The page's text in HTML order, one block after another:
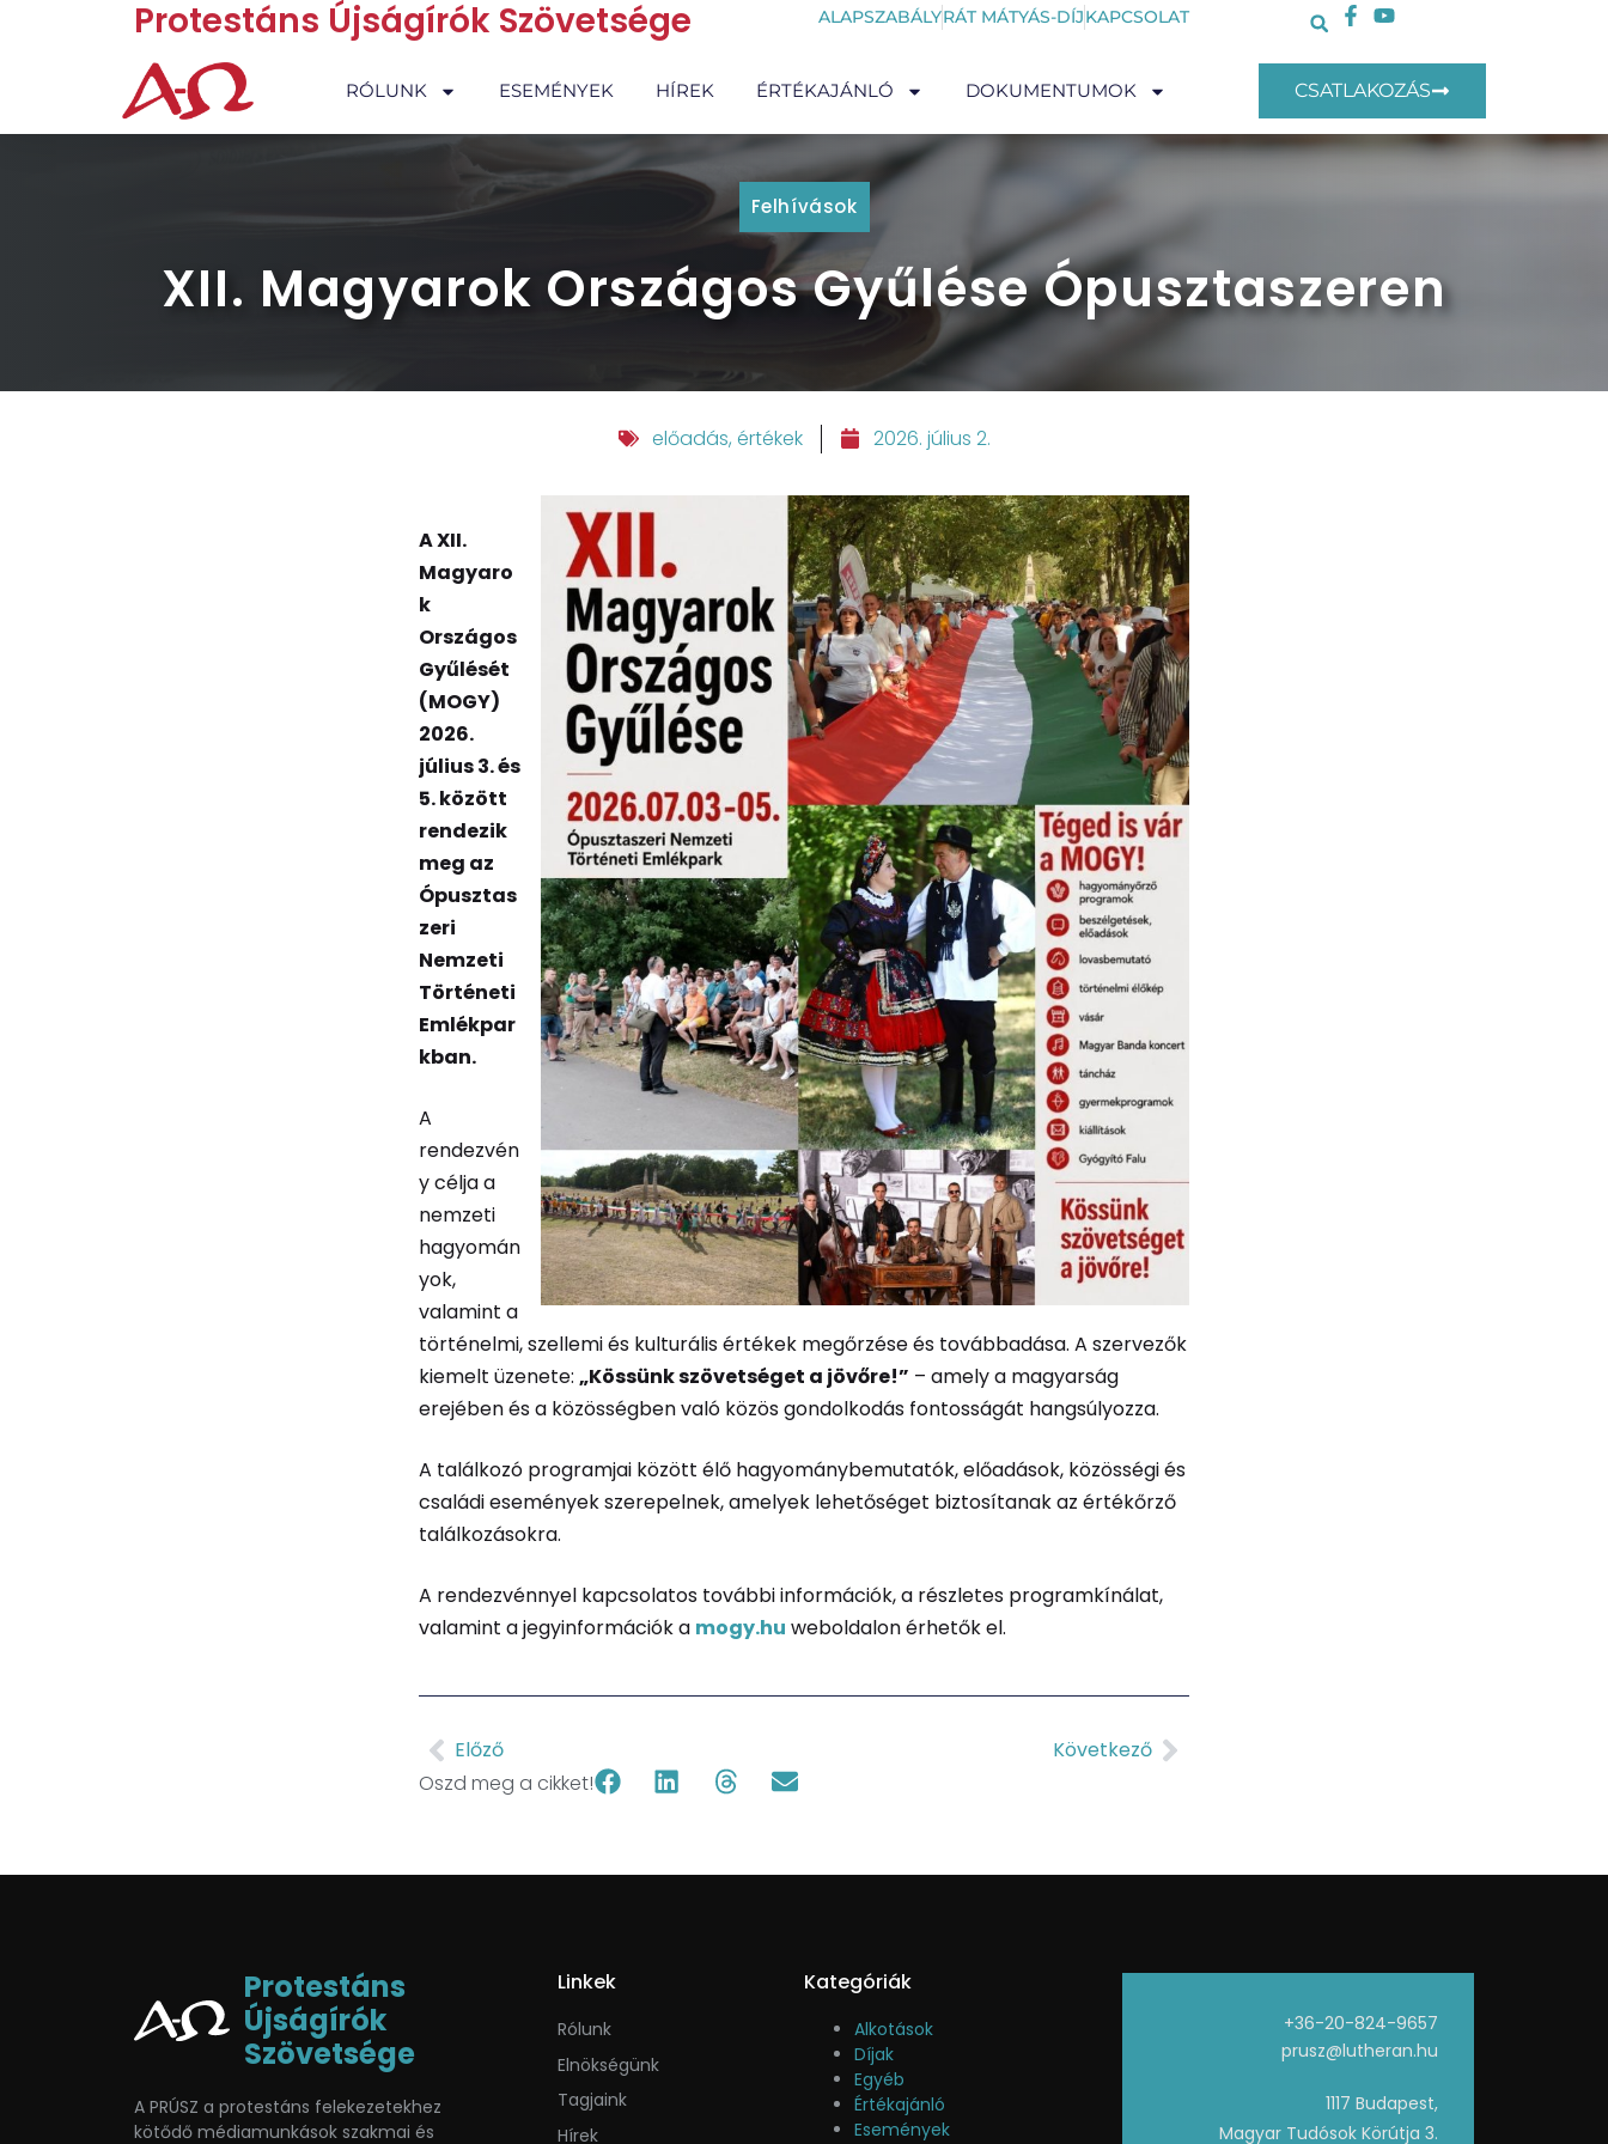
Protestáns Újságírók Szövetsége ALAPSZABÁLYRÁT MÁTYÁS-DÍJKAPCSOLAT
RÓLUNK ESEMÉNYEK HÍREK ÉRTÉKAJÁNLÓ DOKUMENTUMOK CSATLAKOZÁS
Felhívások
XII. Magyarok Országos Gyűlése Ópusztaszeren
előadás, értékek 2026. július 2.
A XII.
Magyaro
k
Országos
Gyűlését
(MOGY)
2026.
július 3. és
5. között
rendezik
meg az
Ópusztas
zeri
Nemzeti
Történeti
Emlékpar
kban.
A
rendezvén
y célja a
nemzeti
hagyomán
yok,
valamint a
történelmi, szellemi és kulturális értékek megőrzése és továbbadása. A szervezők
kiemelt üzenete:„Kössünk szövetséget a jövőre!” – amely a magyarság
erejében és a közösségben való közös gondolkodás fontosságát hangsúlyozza.
A találkozó programjai között élő hagyománybemutatók, előadások, közösségi és
családi események szerepelnek, amelyek lehetőséget biztosítanak az értékőrző
találkozásokra.
A rendezvénnyel kapcsolatos további információk, a részletes programkínálat,
valamint a jegyinformációk a mogy.hu weboldalon érhetők el.
Előző
Következő
Oszd meg a cikket!
Protestáns
Újságírók
Szövetsége
A PRÚSZ a protestáns felekezetekhez
kötődő médiamunkások szakmai és
Linkek
Rólunk
Elnökségünk
Tagjaink
Hírek
Kategóriák
Alkotások
Díjak
Egyéb
Értékajánló
Események
+36-20-824-9657
prusz@lutheran.hu
1117 Budapest,
Magyar Tudósok Körútja 3.